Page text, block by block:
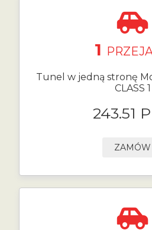
1
Tunel w jedną stronę
CLASS 1
243.51
ZAMÓW